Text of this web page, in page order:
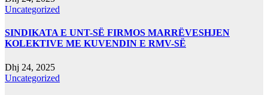
Uncategorized
SINDIKATA E UNT-SË FIRMOS MARRËVESHJEN
KOLEKTIVE ME KUVENDIN E RMV-SË
Dhj 24, 2025
Uncategorized